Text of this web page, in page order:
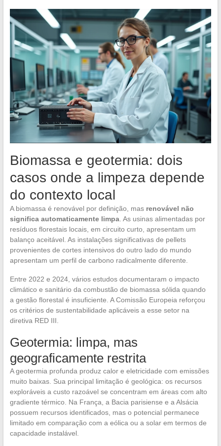
Biomassa e geotermia: dois
casos onde a limpeza depende
do contexto local
A biomassa é renovável por definição, mas renovável não
significa automaticamente limpa. As usinas alimentadas por
resíduos florestais locais, em circuito curto, apresentam um
balanço aceitável. As instalações significativas de pellets
provenientes de cortes intensivos do outro lado do mundo
apresentam um perfil de carbono radicalmente diferente.
Entre 2022 e 2024, vários estudos documentaram o impacto
climático e sanitário da combustão de biomassa sólida quando
a gestão florestal é insuficiente. A Comissão Europeia reforçou
os critérios de sustentabilidade aplicáveis a esse setor na
diretiva RED III.
Geotermia: limpa, mas
geograficamente restrita
A geotermia profunda produz calor e eletricidade com emissões
muito baixas. Sua principal limitação é geológica: os recursos
exploráveis a custo razoável se concentram em áreas com alto
gradiente térmico. Na França, a Bacia parisiense e a Alsácia
possuem recursos identificados, mas o potencial permanece
limitado em comparação com a eólica ou a solar em termos de
capacidade instalável.